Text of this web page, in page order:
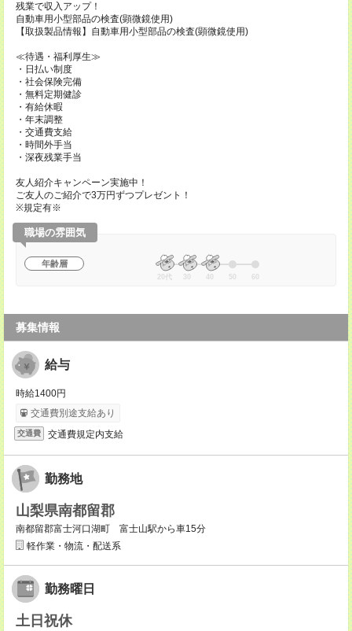
残業で収入アップ！
自動車用小型部品の検査(顕微鏡使用)
【取扱製品情報】自動車用小型部品の検査(顕微鏡使用)
≪待遇・福利厚生≫
・日払い制度
・社会保険完備
・無料定期健診
・有給休暇
・年末調整
・交通費支給
・時間外手当
・深夜残業手当
友人紹介キャンペーン実施中！
ご友人のご紹介で3万円ずつプレゼント！
※規定有※
職場の雰囲気
年齢層
20代 30 40 50 60
募集情報
給与
時給1400円
交通費別途支給あり
交通費 交通費規定内支給
勤務地
山梨県南都留郡
南都留郡富士河口湖町 富士山駅から車15分
軽作業・物流・配送系
勤務曜日
土日祝休